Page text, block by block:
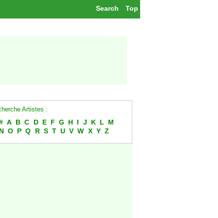
Top
Search
Artistes :
A B C D E F G H I J K L
M
O P Q R S T U V W X Y Z